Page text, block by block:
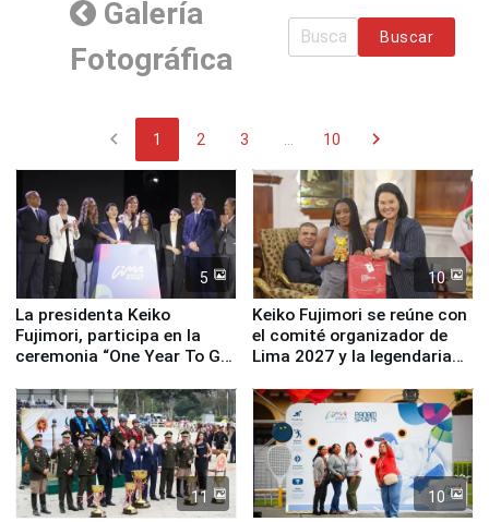
Galería
Fotográfica
Buscar
chevron_left 1 2 3 10 chevron_right
5
La presidenta Keiko
Fujimori, participa en la
ceremonia “One Year To Go
10
Keiko Fujimori se reúne con
el comité organizador de
Lima 2027 y la legendaria
11 10